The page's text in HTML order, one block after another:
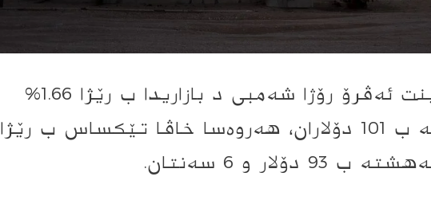
بهایێ په‌ترۆلا برێنت ئه‌ڤرۆ رۆژا شه‌مبى د بازاریدا ب رێژا 1.66%
بلندبوو و گه‌هشته‌ ب 101 دۆلاران، هه‌روه‌سا خاڤا تێكساس ب رێژا